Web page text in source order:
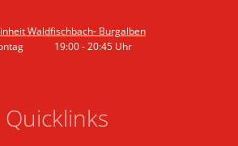
Waldfischbach- Burgalben
19:00-20:45 Uhr
Quicklinks